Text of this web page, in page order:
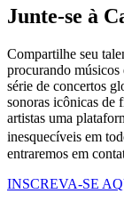
Junte-se à
Compartilhe seu
procurando músicos
série de concertos
sonoras icônicas de
artistas uma
inesquecíveis em
entraremos em
INSCREVA-SE